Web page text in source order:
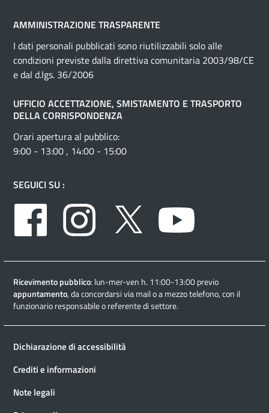
AMMINISTRAZIONE TRASPARENTE
I dati personali pubblicati sono riutilizzabili solo alle
condizioni previste dalla direttiva comunitaria 2003/98/CE
e dal d.lgs. 36/2006
UFFICIO ACCETTAZIONE, SMISTAMENTO E TRASPORTO
DELLA CORRISPONDENZA
Orari apertura al pubblico:
9:00 - 13:00 , 14:00 - 15:00
SEGUICI SU :
Facebook
Instagram Twitter
Ricevimento pubblico: lun-mer-ven h. 11:00-13:00 previo
appuntamento, da concordarsi via mail o a mezzo telefono, con il
funzionario responsabile o referente di settore.
Dichiarazione di accessibilità
Crediti e informazioni
Note legali